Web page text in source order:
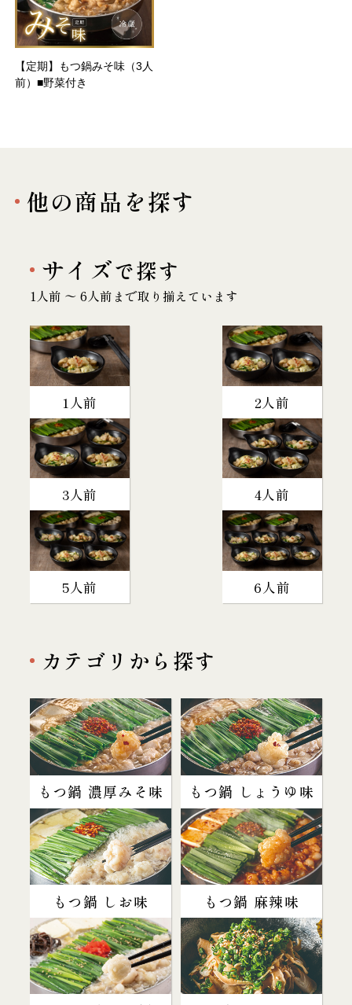
【定期】もつ鍋みそ味（3人
前）■野菜付き
他の商品を探す
サイズで探す
1人前 〜 6人前まで取り揃えています
1人前 2人前
3人前 4人前
5人前 6人前
カテゴリから探す
もつ鍋 濃厚みそ味 もつ鍋 しょうゆ味
もつ鍋 しお味 もつ鍋 麻辣味